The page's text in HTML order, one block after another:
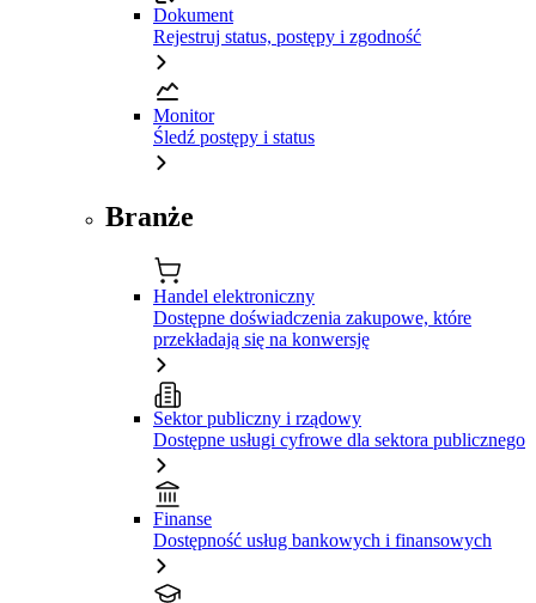
Dokument
Rejestruj status, postępy i zgodność
Monitor
Śledź postępy i status
Branże
Handel elektroniczny
Dostępne doświadczenia zakupowe, które
przekładają się na konwersję
Sektor publiczny i rządowy
Dostępne usługi cyfrowe dla sektora publicznego
Finanse
Dostępność usług bankowych i finansowych